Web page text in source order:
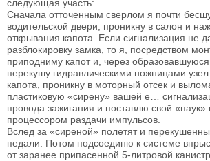
следующая участь:
Сначала отточенным сверлом я почти
водительской двери, проникну в салон и
открывания капота. Если сигнализация не
разблокировку замка, то я, посредством
приподниму капот и, через
перекушу гидравлическими ножницами узел
капота, проникну в моторный отсек и
пластиковую «сирену» вашей е…
провода зажигания и поставлю свой «паук»
процессором раздачи импульсов.
Вслед за «сиреной» полетят и
педали. Потом подсоединю к системе
от заранее припасенной 5-литровой